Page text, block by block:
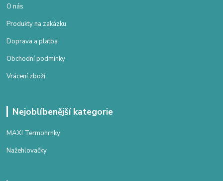
O nás
Produkty na zakázku
Doprava a platba
Obchodní podmínky
Vrácení zboží
Nejoblíbenější kategorie
MAXI Termohrnky
Nažehlovačky